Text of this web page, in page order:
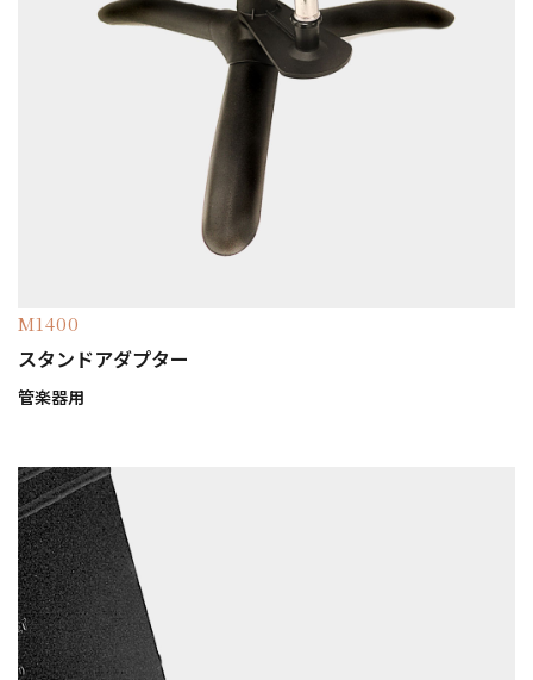
M1400
スタンドアダプター
管楽器用